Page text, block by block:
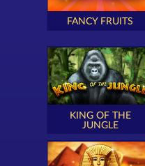
FANCY FRUITS
KING OF THE
JUNGLE